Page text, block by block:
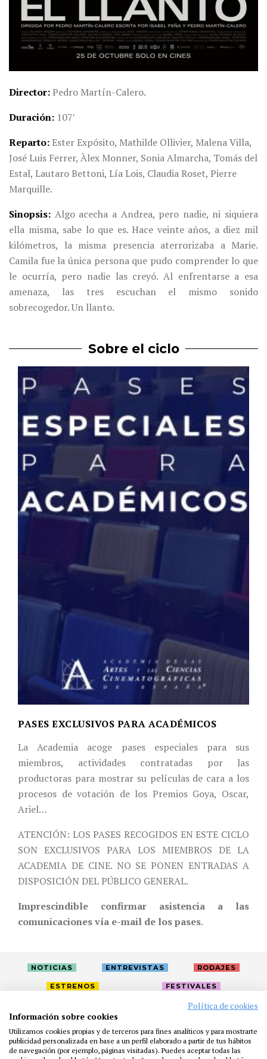
Director Pedro Martín-Calero.
Duración 107′
Reparto Ester Expósito, Mathilde Ollivier, Malena Villa,
José Luis Ferrer, Àlex Monner, Sonia Almarcha, Tomás del
Estal, Lautaro Bettoni, Lía Lois, Claudia Roset, Pierre
Marquille.
Sinopsis Algo acecha a Andrea, pero nadie, ni siquiera
ella misma, sabe lo que es. Hace veinte años, a diez mil
kilómetros, la misma presencia aterrorizaba a Marie.
Camila fue la única persona que pudo comprender lo que
le ocurría, pero nadie las creyó. Al enfrentarse a esa
amenaza, las tres escuchan el mismo sonido
sobrecogedor. Un llanto.
Sobre el ciclo
PASES EXCLUSIVOS PARA ACADÉMICOS
La Academia acoge pases especiales para sus
miembros, actividades contratadas por las
productoras para mostrar su películas de cara a los
procesos de votación de los Premios Goya, Oscar,
Ariel…
ATENCIÓN: LOS PASES RECOGIDOS EN ESTE CICLO
SON EXCLUSIVOS PARA LOS MIEMBROS DE LA
ACADEMIA DE CINE. NO SE PONEN ENTRADAS A
DISPOSICIÓN DEL PÚBLICO GENERAL.
Imprescindible confirmar asistencia a las
comunicaciones vía e-mail de los pases.
NOTICIAS ENTREVISTAS RODAJES
ESTRENOS FESTIVALES
PRENSA
FUNDACIÓN RESIDENCIAS
AYUDAS
Política de cookies
Información sobre cookies
Utilizamos cookies propias y de terceros para fines analíticos y para mostrarte
publicidad personalizada en base a un perfil elaborado a partir de tus hábitos
de navegación (por ejemplo, páginas visitadas). Puedes aceptar todas las